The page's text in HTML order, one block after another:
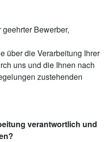
Bewerber,
über die Verarbeitung Ihrer
uns und die Ihnen nach
zustehenden
verantwortlich und